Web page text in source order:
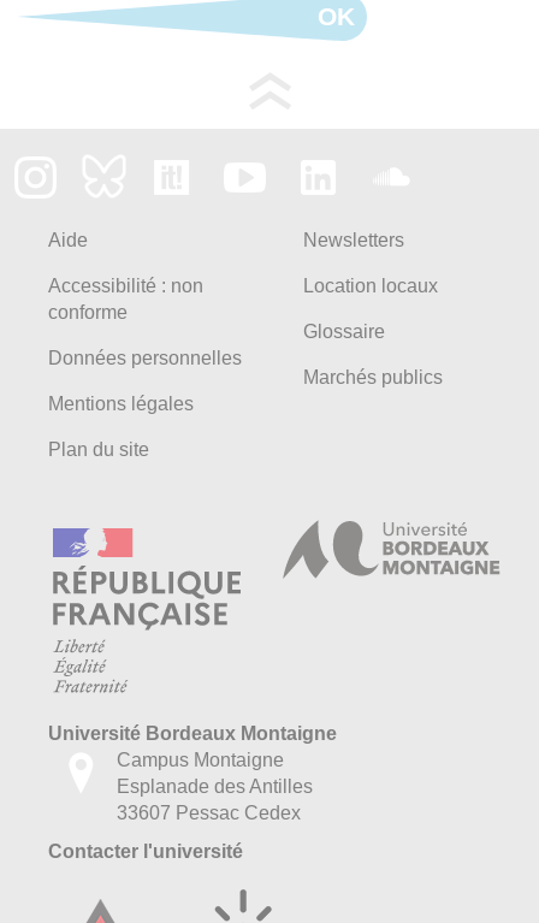
OK
Aide
Accessibilité : non
conforme
Données personnelles
Mentions légales
Plan du site
Newsletters
Location locaux
Glossaire
Marchés publics
Université Bordeaux Montaigne
Campus Montaigne
Esplanade des Antilles
33607 Pessac Cedex
Contacter l'université